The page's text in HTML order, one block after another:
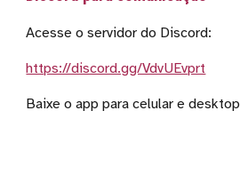
Acesse o servidor do Discord:
https://discord.gg/VdvUEvprt
Baixe oapp para celular e desktop